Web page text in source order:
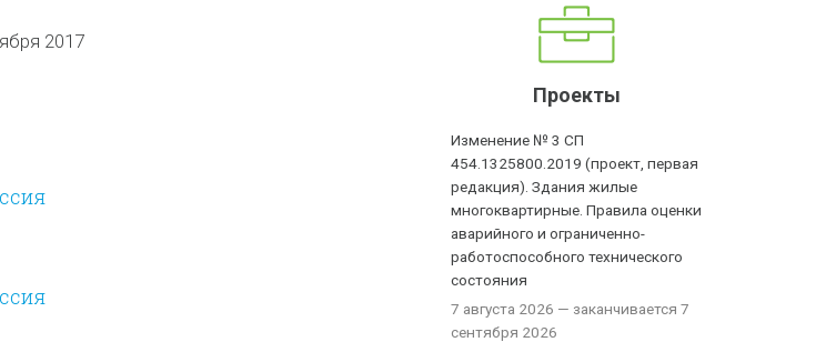
2017
Проекты
Изменение № 3 СП
454.1325800.2019 (проект, первая
редакция). Здания жилые
многоквартирные. Правила оценки
аварийного и ограниченно-
работоспособного технического
состояния
7 августа 2026 — заканчивается 7
сентября 2026